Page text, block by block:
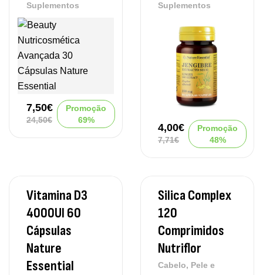
Suplementos
24,50€
7,50€
Promoção
69%
Suplementos
7,71€
4,00€
Promoção
48%
Vitamina D3
4000UI 60
Cápsulas
Nature
Essential
Silica Complex
120
Comprimidos
Nutriflor
Cabelo, Pele e